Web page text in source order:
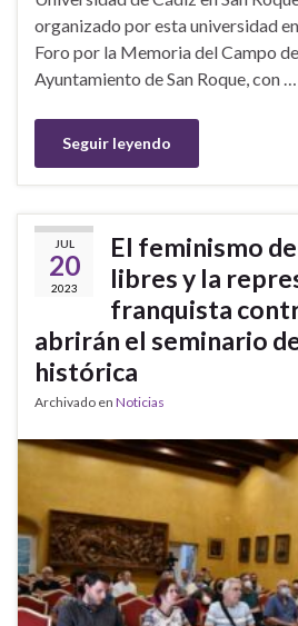
organizado por esta universidad
Foro por la Memoria del Campo
Ayuntamiento de San Roque, con …
Seguir leyendo
JUL
20
2023
El feminismo
libres y la
franquista
abrirán el seminario
histórica
Archivado en Noticias